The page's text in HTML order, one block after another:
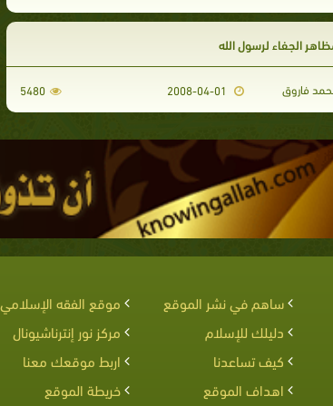
الجفاء لرسول الله
فاروق 5480
ساهم في نشر الموقع
موقع الفقه الإسلامي
دليلك للإسلام
مركز نور إنترناشيونال
كيف تساعدنا
اربط موقعك معنا
اهداف الموقع
خريطة الموقع